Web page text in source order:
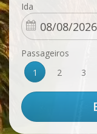
Ida
Passageiros
1
2 3